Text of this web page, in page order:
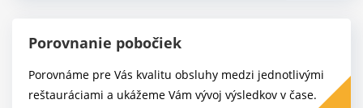
Porovnanie pobočiek
Porovnáme pre Vás kvalitu obsluhy medzi jednotlivými
reštauráciami a ukážeme Vám vývoj výsledkov v čase.